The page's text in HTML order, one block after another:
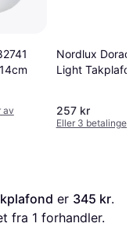
av
Nordlux
Light
257 kr
Eller 3 betalinger
er 345 kr.
fra 1 forhandler.